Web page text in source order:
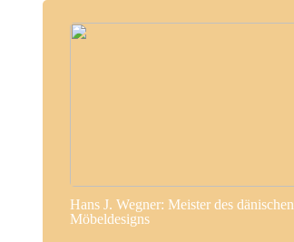
Hans J. Wegner: Meister des dänischen
Möbeldesigns